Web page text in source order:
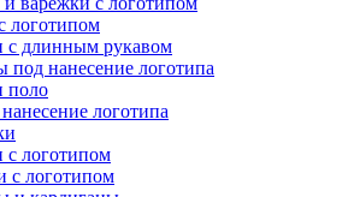
логотипом
с длинным рукавом
нанесение логотипа
поло
логотипа
с логотипом
с логотипом